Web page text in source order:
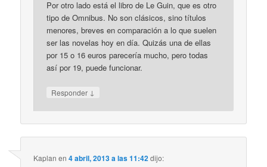
Por otro lado está el libro de Le Guin, que es otro
tipo de Omnibus. No son clásicos, sino títulos
menores, breves en comparación a lo que suelen
ser las novelas hoy en día. Quizás una de ellas
por 15 o 16 euros parecería mucho, pero todas
así por 19, puede funcionar.
Responder ↓
Kaplan en4 abril, 2013 a las 11:42dijo: